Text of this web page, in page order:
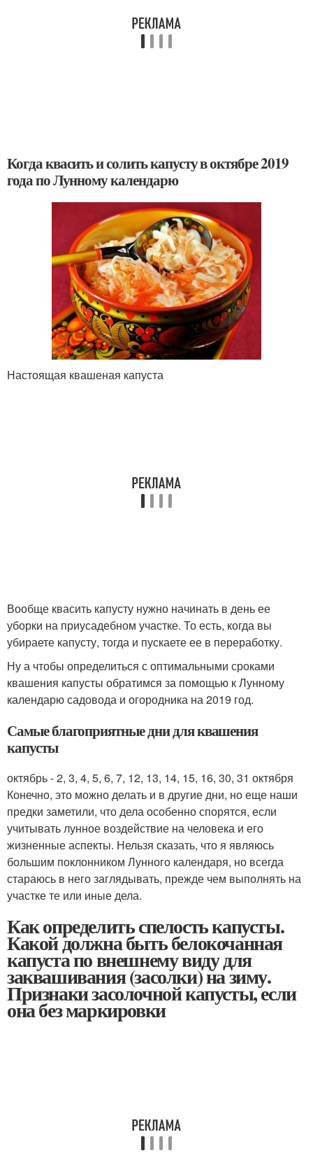
Когда квасить и солить капусту в октябре 2019
года по Лунному календарю
Настоящая квашеная капуста
Вообще квасить капусту нужно начинать в день ее
уборки на приусадебном участке. То есть, когда вы
убираете капусту, тогда и пускаете ее в переработку.
Ну а чтобы определиться с оптимальными сроками
квашения капусты обратимся за помощью к Лунному
календарю садовода и огородника на 2019 год.
Самые благоприятные дни для квашения
капусты
октябрь - 2, 3, 4, 5, 6, 7, 12, 13, 14, 15, 16, 30, 31 октября
Конечно, это можно делать и в другие дни, но еще наши
предки заметили, что дела особенно спорятся, если
учитывать лунное воздействие на человека и его
жизненные аспекты. Нельзя сказать, что я являюсь
большим поклонником Лунного календаря, но всегда
стараюсь в него заглядывать, прежде чем выполнять на
участке те или иные дела.
Как определить спелость капусты.
Какой должна быть белокочанная
капуста по внешнему виду для
заквашивания (засолки) на зиму.
Признаки засолочной капусты, если
она без маркировки